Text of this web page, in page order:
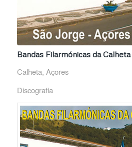
Bandas Filarmónicas da Calheta
Calheta, Açores
Discografia